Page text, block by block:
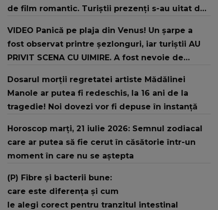
de film romantic. Turiștii prezenți s-au uitat de
VIDEO Panică pe plaja din Venus! Un şarpe a
fost observat printre şezlonguri, iar turiştii AU
PRIVIT SCENA CU UIMIRE. A fost nevoie de
Dosarul morții regretatei artiste Mădălinei
Manole ar putea fi redeschis, la 16 ani de la
tragedie! Noi dovezi vor fi depuse în instanță
Horoscop marți, 21 iulie 2026: Semnul zodiacal
care ar putea să fie cerut în căsătorie într-un
moment în care nu se aștepta
(P) Fibre și bacterii bune:
care este diferența și cum
le alegi corect pentru tranzitul intestinal